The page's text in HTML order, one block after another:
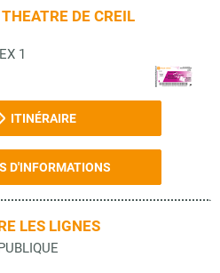
DE CREIL
1
ITINÉRAIRE
D'INFORMATIONS
LES LIGNES